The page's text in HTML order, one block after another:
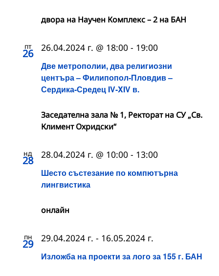
двора на Научен Комплекс – 2 на БАН
пт
26
Две метрополии, два религиозни
центъра – Филипопол-Пловдив –
Сердика-Средец IV-XIV в.
26.04.2024 г. @ 18:00 - 19:00
Заседателна зала № 1, Ректорат на СУ „Св.
Климент Охридски“
нд
28
Шесто състезание по компютърна
лингвистика
28.04.2024 г. @ 10:00 - 13:00
онлайн
пн
29
Изложба на проекти за лого за 155 г. БАН
29.04.2024 г. - 16.05.2024 г.